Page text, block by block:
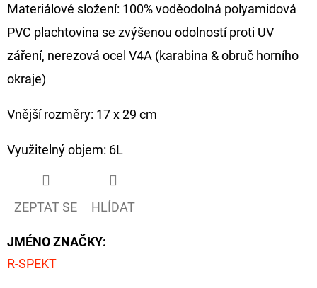
Materiálové složení: 100% voděodolná polyamidová
PVC plachtovina se zvýšenou odolností proti UV
záření, nerezová ocel V4A (karabina & obruč horního
okraje)
Vnější rozměry: 17 x 29 cm
Využitelný objem: 6L
ZEPTAT SE HLÍDAT
JMÉNO ZNAČKY:
R-SPEKT